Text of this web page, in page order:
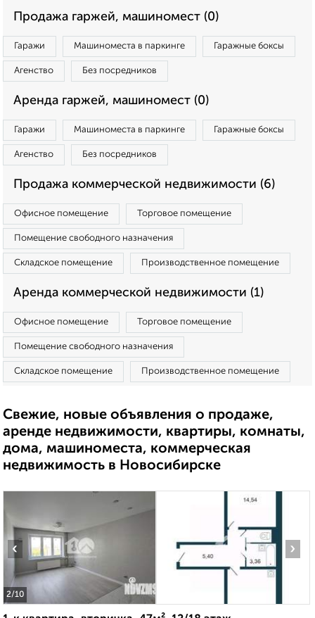
Продажа гаржей, машиномест (0)
Гаражи Машиноместа в паркинге Гаражные боксы
Агенство Без посредников
Аренда гаржей, машиномест (0)
Гаражи Машиноместа в паркинге Гаражные боксы
Агенство Без посредников
Продажа коммерческой недвижимости (6)
Офисное помещение Торговое помещение
Помещение свободного назначения
Складское помещение Производственное помещение
Аренда коммерческой недвижимости (1)
Офисное помещение Торговое помещение
Помещение свободного назначения
Складское помещение Производственное помещение
Свежие, новые объявления о продаже,
аренде недвижимости, квартиры, комнаты,
дома, машиноместа, коммерческая
недвижимость в Новосибирске
2/10
‹ ›